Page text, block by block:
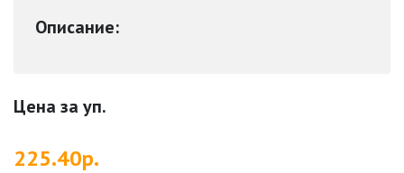
Описание:
Цена за уп.
225.40р.